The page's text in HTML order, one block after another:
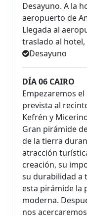
Desayuno. A la
aeropuerto de
Llegada al
traslado al
Desayuno
DÍA 06 CAIRO
Empezaremos
prevista al
Kefrén y
Gran pirámide
de la tierra
atracción
creación, su
su durabilidad a
esta pirámide la
moderna.
nos